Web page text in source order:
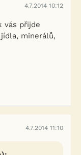
4.7.2014 10:12
vás přijde
minerálů,
4.7.2014 11:10